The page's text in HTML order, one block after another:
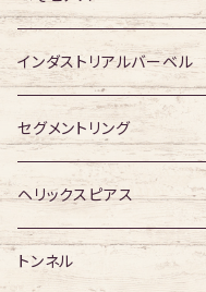
ジュエル有り
ジュエル有り
ジュエル無し
ジュエル有り
アクリル・その他
ジュエル有り
316Lサージカルステンレス
ジュエル無し
ジュエル有り
サージカルチタン
ジュエル無し
ジュエル有り
アクリル
インダストリアルバーベル
316Lサージカルステンレス
ジュエル無し
ジュエル有り
サージカルチタン
ジュエル無し
セグメントリング
316Lサージカルステンレス
サージカルチタン
ヘリックスピアス
ジュエル無し
トンネル